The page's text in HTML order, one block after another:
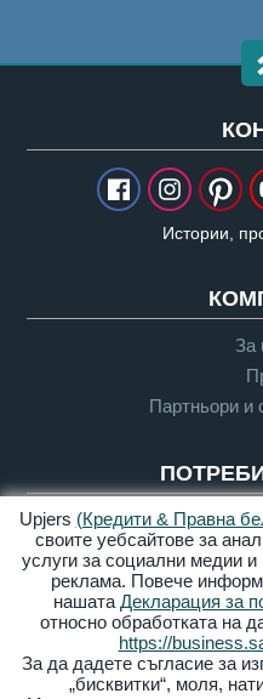
Истории,
За
Партньори и
"Да
Кредити &
Правна
Upjers (Кредити & Правна
своите уебсайтове за
услуги за социални медии
реклама. Повече
нашата Декларация за
относно обработката на
https://
За да дадете съгласие за
„бисквитки“, моля,